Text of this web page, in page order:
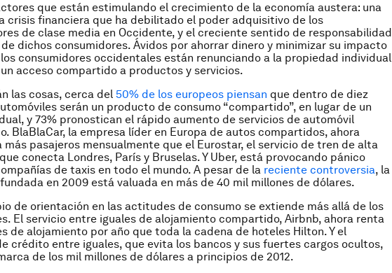
que están estimulando el crecimiento de la economía austera: una
crisis financiera que ha debilitado el poder adquisitivo de los
de clase media en Occidente, y el creciente sentido de responsabilidad
dichos consumidores. Ávidos por ahorrar dinero y minimizar su impacto
consumidores occidentales están renunciando a la propiedad individual
acceso compartido a productos y servicios.
las cosas, cerca del 50% de los europeos piensan que dentro de diez
serán un producto de consumo “compartido”, en lugar de un
y 73% pronostican el rápido aumento de servicios de automóvil
BlaBlaCar, la empresa líder en Europa de autos compartidos, ahora
pasajeros mensualmente que el Eurostar, el servicio de tren de alta
conecta Londres, París y Bruselas. Y Uber, está provocando pánico
de taxis en todo el mundo. A pesar de la reciente controversia, la
en 2009 está valuada en más de 40 mil millones de dólares.
de orientación en las actitudes de consumo se extiende más allá de los
El servicio entre iguales de alojamiento compartido, Airbnb, ahora renta
de alojamiento por año que toda la cadena de hoteles Hilton. Y el
crédito entre iguales, que evita los bancos y sus fuertes cargos ocultos,
de los mil millones de dólares a principios de 2012.